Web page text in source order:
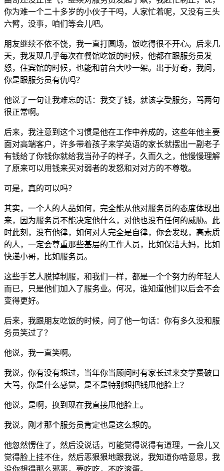
你为难一个二十多岁的小伙子干吗，人家忙着呢，又没有三头
六臂，没事，咱们等会儿吧。
朋友继续不依不饶，我一直打圆场，饭吃得很不开心。后来几
天，我发现几乎每次在餐馆吃饭的时候，他都在跟服务员发
怒，住宾馆的时候，也能和前台大吵一架。出于好奇，我问，
你是跟服务员有仇吗？
他说了一句让我难忘的话：我交了钱，就该享受服务，骂两句
很正常啊。
后来，我注意到这个习惯是他在工作中养成的，这些年他主要
面对高端客户，许多带着孩子来学英语的家长就摆出一副老子
有钱给了你钱你就给我当孙子的样子，久而久之，他慢慢理解
了原来可以用钱来买对弱者的发怒和对对方的不尊敬。
可是，真的可以吗？
其实，一个人的人品如何，完全能从他对服务员的态度体现出
来，因为服务员不能决定他什么，对他也没有任何的威胁。此
时此刻，没有他律，如何对人完全是自律，你会发现，高素质
的人，一定会尊重那些基层的工作人员，比如保洁大妈，比如
快递小哥，比如服务员。
这些手艺人脱掉制服，和我们一样，都是一个个努力的年轻人
而已，只是他们加入了服务业。何况，谁知道他们以后会不会
变得更好。
后来，我跟朋友吃饭的时候，问了他一句话：你有多久没和服
务员笑过了？
他说，我一直笑啊。
我说，你有没有想过，当年你当顾问时有家长过来交学费破口
大骂，你是什么感觉，是不是特别想把钱甩他脸上？
他说，是啊，换到现在我直接甩他脸上。
我说，刚才那个服务员肯定也是这么想的。
他忽然愣住了，然后没说话，可能觉得说得有道理，一会儿又
觉得脸上挂不住，然后恶狠狠地跟我说，我知道你啥意思，我
没你想得那么邪恶，要吃吃，不吃滚蛋。